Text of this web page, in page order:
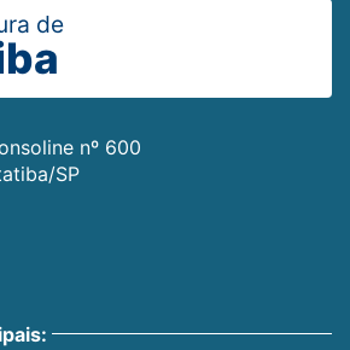
de
nº 600
SP